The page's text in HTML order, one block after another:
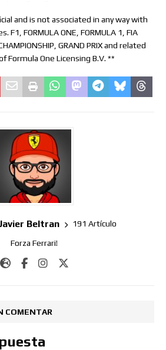
and is not associated in any way with
F1, FORMULA ONE, FORMULA 1, FIA
GRAND PRIX and related
Formula One Licensing B.V. **
Beltran 191 Artículo
Forza Ferrari!
COMENTAR